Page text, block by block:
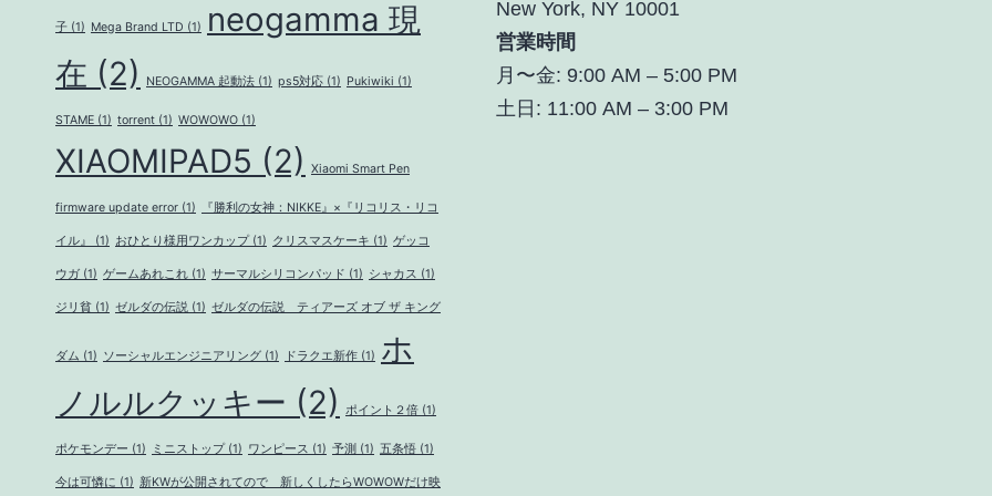
子 (1) Mega Brand LTD (1)
neogamma 現
在 (2) NEOGAMMA 起動法 (1) ps5対応 (1) Pukiwiki (1)
STAME (1) torrent (1) WOWOWO (1)
XIAOMIPAD5 (2) Xiaomi Smart Pen
firmware update error (1) 『勝利の女神：NIKKE』×『リコリス・リコ
イル』 (1) おひとり様用ワンカップ(1) クリスマスケーキ (1) ゲッコ
ウガ (1) ゲームあれこれ (1) サーマルシリコンパッド (1) シャカス (1)
ジリ貧 (1) ゼルダの伝説 (1) ゼルダの伝説 ティアーズ オブ ザ キング
ダム (1) ソーシャルエンジニアリング (1) ドラクエ新作 (1) ホ
ノルルクッキー (2) ポイント２倍 (1)
ポケモンデー (1) ミニストップ(1) ワンピース (1) 予測 (1) 五条悟 (1)
今は可憐に (1) 新KWが公開されてので 新しくしたらWOWOWだけ映
New York, NY 10001
営業時間
月〜金: 9:00 AM – 5:00 PM
土日: 11:00 AM – 3:00 PM